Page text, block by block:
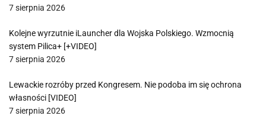
7 sierpnia 2026
Kolejne wyrzutnie iLauncher dla Wojska Polskiego. Wzmocnią
system Pilica+ [+VIDEO]
7 sierpnia 2026
Lewackie rozróby przed Kongresem. Nie podoba im się ochrona
własności [VIDEO]
7 sierpnia 2026